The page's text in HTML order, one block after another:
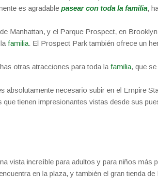
es agradable pasear con toda la familia,
Manhattan, y el Parque Prospect, en
familia. El Prospect Park también ofrece un
otras atracciones para toda la familia, que
absolutamente necesario subir en el Empire
tienen impresionantes vistas desde sus
vista increíble para adultos y para niños más
en la plaza, y también el gran tienda de